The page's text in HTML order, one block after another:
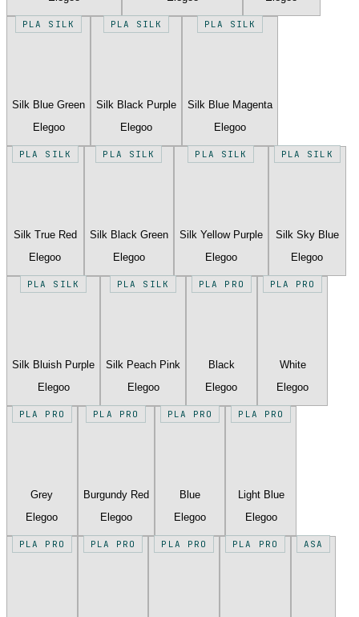
PLA SILK
Silk Blue Green
Elegoo
PLA SILK
Silk Black Purple
Elegoo
PLA SILK
Silk Blue Magenta
Elegoo
PLA SILK
Silk True Red
Elegoo
PLA SILK
Silk Black Green
Elegoo
PLA SILK
Silk Yellow Purple
Elegoo
PLA SILK
Silk Sky Blue
Elegoo
PLA SILK
Silk Bluish Purple
Elegoo
PLA SILK
Silk Peach Pink
Elegoo
PLA PRO
Black
Elegoo
PLA PRO
White
Elegoo
PLA PRO
Grey
Elegoo
PLA PRO
Burgundy Red
Elegoo
PLA PRO
Blue
Elegoo
PLA PRO
Light Blue
Elegoo
PLA PRO PLA PRO PLA PRO PLA PRO ASA